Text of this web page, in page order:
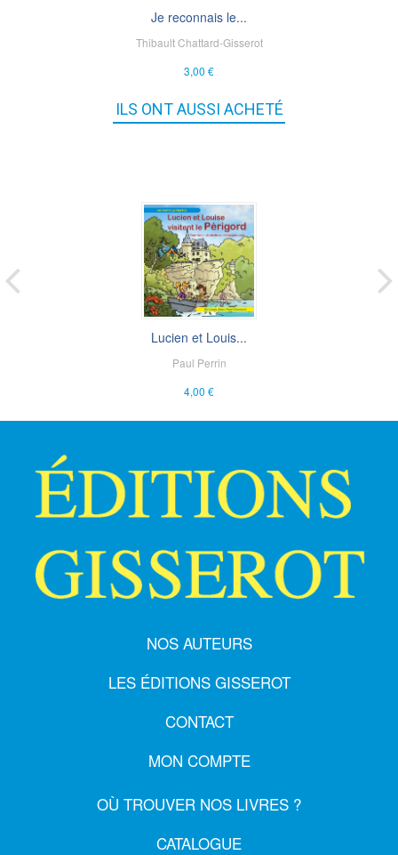
Je reconnais le...
Thibault Chattard-Gisserot
3,00 €
ILS ONT AUSSI ACHETÉ
Lucien et Louis...
Paul Perrin
4,00 €
NOS AUTEURS
LES ÉDITIONS GISSEROT
CONTACT
MON COMPTE
OÙ TROUVER NOS LIVRES ?
CATALOGUE